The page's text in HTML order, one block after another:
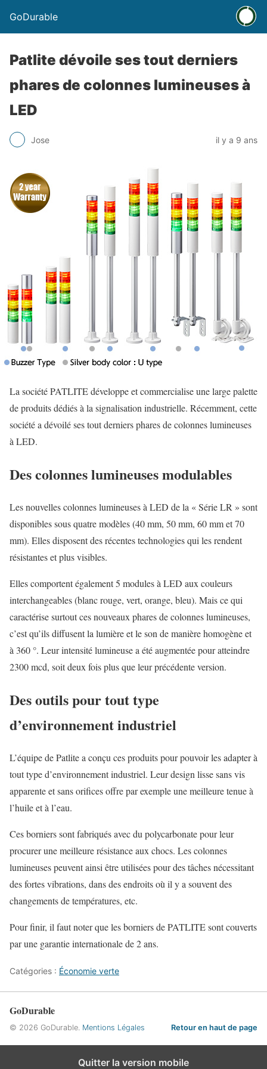
GoDurable
Patlite dévoile ses tout derniers
phares de colonnes lumineuses à
LED
Jose il y a 9 ans
La société PATLITE développe et commercialise une large palette
de produits dédiés à la signalisation industrielle. Récemment, cette
société a dévoilé ses tout derniers phares de colonnes lumineuses
à LED.
Des colonnes lumineuses modulables
Les nouvelles colonnes lumineuses à LED de la « Série LR » sont
disponibles sous quatre modèles (40 mm, 50 mm, 60 mm et 70
mm). Elles disposent des récentes technologies qui les rendent
résistantes et plus visibles.
Elles comportent également 5 modules à LED aux couleurs
interchangeables (blanc rouge, vert, orange, bleu). Mais ce qui
caractérise surtout ces nouveaux phares de colonnes lumineuses,
c’est qu’ils diffusent la lumière et le son de manière homogène et
à 360 °. Leur intensité lumineuse a été augmentée pour atteindre
2300 mcd, soit deux fois plus que leur précédente version.
Des outils pour tout type
d’environnement industriel
L’équipe de Patlite a conçu ces produits pour pouvoir les adapter à
tout type d’environnement industriel. Leur design lisse sans vis
apparente et sans orifices offre par exemple une meilleure tenue à
l’huile et à l’eau.
Ces borniers sont fabriqués avec du polycarbonate pour leur
procurer une meilleure résistance aux chocs. Les colonnes
lumineuses peuvent ainsi être utilisées pour des tâches nécessitant
des fortes vibrations, dans des endroits où il y a souvent des
changements de températures, etc.
Pour finir, il faut noter que les borniers de PATLITE sont couverts
par une garantie internationale de 2 ans.
Catégories : Économie verte
GoDurable
© 2026 GoDurable. Mentions Légales Retour en haut de page
Quitter la version mobile